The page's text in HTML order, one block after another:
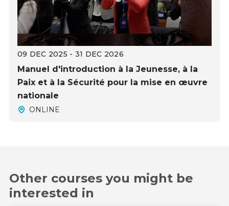
09 DEC 2025 - 31 DEC 2026
Manuel d'introduction à la Jeunesse, à la
Paix et à la Sécurité pour la mise en œuvre
nationale
ONLINE
Other courses you might be
interested in